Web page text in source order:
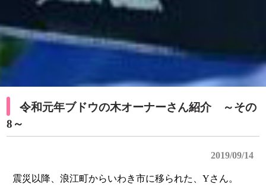
令和元年ブドウの木オーナーさん紹介 ～その
8～
2019/09/14
震災以降、浪江町からいわき市に移られた、Yさん。